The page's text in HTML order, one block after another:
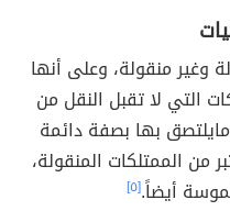
وغير منقولة، وعلى أنها
التي لا تقبل النقل من
بها بصفة دائمة
من الممتلكات المنقولة،
أيضاً.[٥]